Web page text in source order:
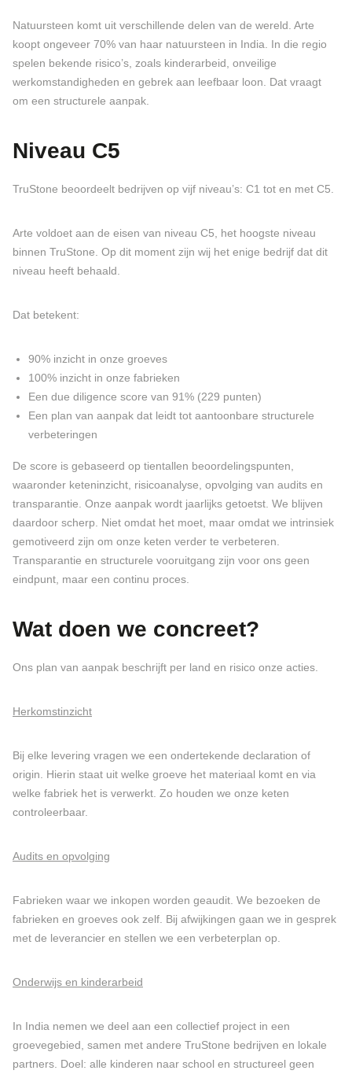
Natuursteen komt uit verschillende delen van de wereld. Arte
koopt ongeveer 70% van haar natuursteen in India. In die regio
spelen bekende risico’s, zoals kinderarbeid, onveilige
werkomstandigheden en gebrek aan leefbaar loon. Dat vraagt
om een structurele aanpak.
Niveau C5
TruStone beoordeelt bedrijven op vijf niveau’s: C1 tot en met C5.
Arte voldoet aan de eisen van niveau C5, het hoogste niveau
binnen TruStone. Op dit moment zijn wij het enige bedrijf dat dit
niveau heeft behaald.
Dat betekent:
90% inzicht in onze groeves
100% inzicht in onze fabrieken
Een due diligence score van 91% (229 punten)
Een plan van aanpak dat leidt tot aantoonbare structurele
verbeteringen
De score is gebaseerd op tientallen beoordelingspunten,
waaronder keteninzicht, risicoanalyse, opvolging van audits en
transparantie. Onze aanpak wordt jaarlijks getoetst. We blijven
daardoor scherp. Niet omdat het moet, maar omdat we intrinsiek
gemotiveerd zijn om onze keten verder te verbeteren.
Transparantie en structurele vooruitgang zijn voor ons geen
eindpunt, maar een continu proces.
Wat doen we concreet?
Ons plan van aanpak beschrijft per land en risico onze acties.
Herkomstinzicht
Bij elke levering vragen we een ondertekende declaration of
origin. Hierin staat uit welke groeve het materiaal komt en via
welke fabriek het is verwerkt. Zo houden we onze keten
controleerbaar.
Audits en opvolging
Fabrieken waar we inkopen worden geaudit. We bezoeken de
fabrieken en groeves ook zelf. Bij afwijkingen gaan we in gesprek
met de leverancier en stellen we een verbeterplan op.
Onderwijs en kinderarbeid
In India nemen we deel aan een collectief project in een
groevegebied, samen met andere TruStone bedrijven en lokale
partners. Doel: alle kinderen naar school en structureel geen